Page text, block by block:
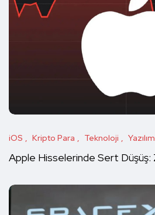
iOS Kripto Para Teknoloji Yazılım
Apple Hisselerinde Sert Düşüş: